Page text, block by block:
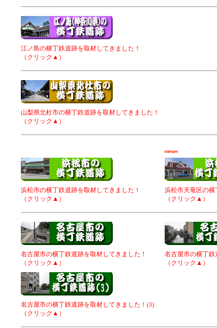
江ノ島の横丁鉄道跡を取材してきました！
（クリック▲）
山梨県北杜市の横丁鉄道跡を取材してきました！
（クリック▲）
浜松市の横丁鉄道跡を取材してきました！
（クリック▲）
浜松市天竜区の
（クリック▲）
名古屋市の横丁鉄道跡を取材してきました！
（クリック▲）
名古屋市の横丁
（クリック▲）
名古屋市の横丁鉄道跡を取材してきました！(3)
（クリック▲）